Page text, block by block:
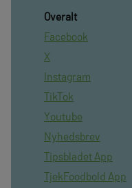
Overalt
Facebook
X
Instagram
TikTok
Youtube
Nyhedsbrev
Tipsbladet App
TjekFoodbold App